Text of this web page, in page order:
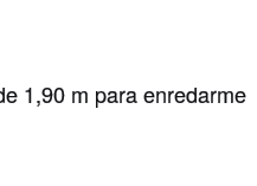
1,90 m para enredarme